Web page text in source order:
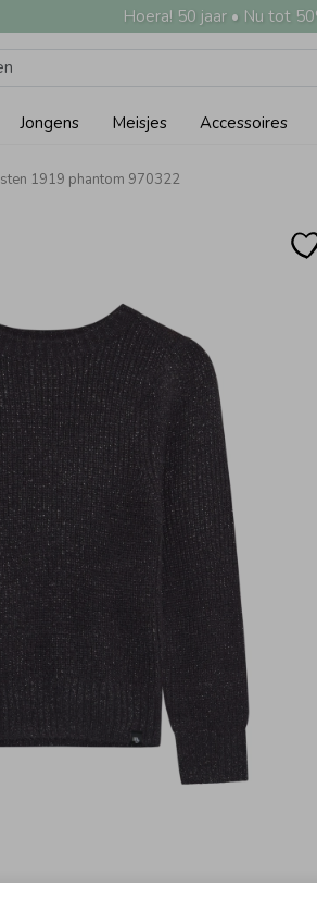
Hoera! 50 jaar • Nu tot
Jongens Meisjes Accessoires
1919 phantom 970322